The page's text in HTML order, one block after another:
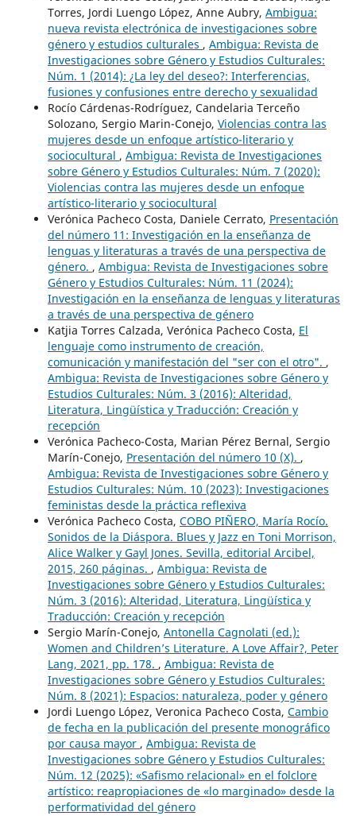
Torres, Jordi Luengo López, Anne Aubry, Ambigua:
nueva revista electrónica de investigaciones sobre
género y estudios culturales , Ambigua: Revista de
Investigaciones sobre Género y Estudios Culturales:
Núm. 1 (2014): ¿La ley del deseo?: Interferencias,
fusiones y confusiones entre derecho y sexualidad
Rocío Cárdenas-Rodríguez, Candelaria Terceño
Solozano, Sergio Marin-Conejo, Violencias contra las
mujeres desde un enfoque artístico-literario y
sociocultural , Ambigua: Revista de Investigaciones
sobre Género y Estudios Culturales: Núm. 7 (2020):
Violencias contra las mujeres desde un enfoque
artístico-literario y sociocultural
Verónica Pacheco Costa, Daniele Cerrato, Presentación
del número 11: Investigación en la enseñanza de
lenguas y literaturas a través de una perspectiva de
género. , Ambigua: Revista de Investigaciones sobre
Género y Estudios Culturales: Núm. 11 (2024):
Investigación en la enseñanza de lenguas y literaturas
a través de una perspectiva de género
Katjia Torres Calzada, Verónica Pacheco Costa, El
lenguaje como instrumento de creación,
comunicación y manifestación del "ser con el otro". ,
Ambigua: Revista de Investigaciones sobre Género y
Estudios Culturales: Núm. 3 (2016): Alteridad,
Literatura, Lingüística y Traducción: Creación y
recepción
Verónica Pacheco-Costa, Marian Pérez Bernal, Sergio
Marín-Conejo, Presentación del número 10 (X). ,
Ambigua: Revista de Investigaciones sobre Género y
Estudios Culturales: Núm. 10 (2023): Investigaciones
feministas desde la práctica reflexiva
Verónica Pacheco Costa, COBO PIÑERO, María Rocío.
Sonidos de la Diáspora. Blues y Jazz en Toni Morrison,
Alice Walker y Gayl Jones. Sevilla, editorial Arcibel,
2015, 260 páginas. , Ambigua: Revista de
Investigaciones sobre Género y Estudios Culturales:
Núm. 3 (2016): Alteridad, Literatura, Lingüística y
Traducción: Creación y recepción
Sergio Marín-Conejo, Antonella Cagnolati (ed.):
Women and Children’s Literature. A Love Affair?, Peter
Lang, 2021, pp. 178. , Ambigua: Revista de
Investigaciones sobre Género y Estudios Culturales:
Núm. 8 (2021): Espacios: naturaleza, poder y género
Jordi Luengo López, Veronica Pacheco Costa, Cambio
de fecha en la publicación del presente monográfico
por causa mayor , Ambigua: Revista de
Investigaciones sobre Género y Estudios Culturales:
Núm. 12 (2025): «Safismo relacional» en el folclore
artístico: reapropiaciones de «lo marginado» desde la
performatividad del género